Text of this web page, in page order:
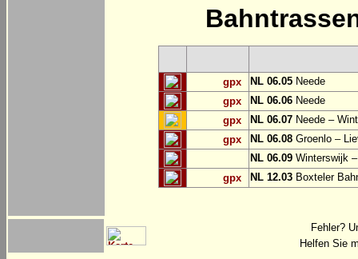
gpx NL 06.05 Neede
gpx
NL 06.06 Neede
gpx
NL 06.07 Neede –
gpx
NL 06.08 Groenlo –
NL 06.09 Winterswijk
gpx
NL 12.03 Boxteler
Fehler?
Helfen Sie